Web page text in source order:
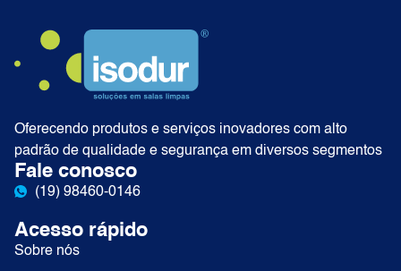
Oferecendo produtos e serviços inovadores com alto
padrão de qualidade e segurança em diversos segmentos
Fale conosco
(19) 98460-0146
Acesso rápido
Sobre nós